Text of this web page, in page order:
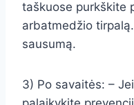
taškuose purkškite
arbatmedžio
sausumą.
3) Po savaitės: –